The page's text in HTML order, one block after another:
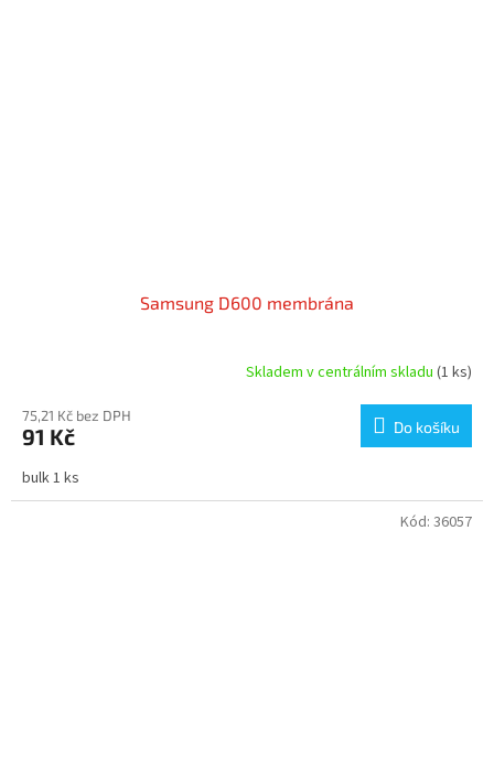
Samsung D600 membrána
Skladem v centrálním skladu (1 ks)
75,21 Kč bez DPH
91 Kč Do košíku
bulk 1 ks
Kód: 36057